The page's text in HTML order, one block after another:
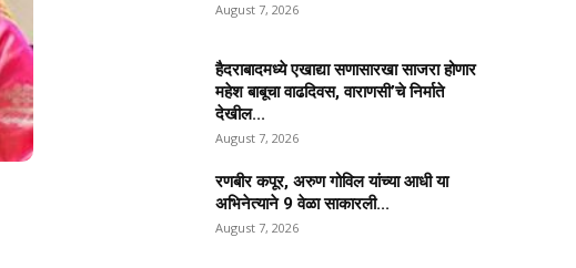
August 7, 2026
हैदराबादमध्ये एखाद्या सणासारखा साजरा होणार
महेश बाबूचा वाढदिवस, वाराणसी’चे निर्माते
देखील...
August 7, 2026
रणबीर कपूर, अरुण गोविल यांच्या आधी या
अभिनेत्याने 9 वेळा साकारली...
August 7, 2026